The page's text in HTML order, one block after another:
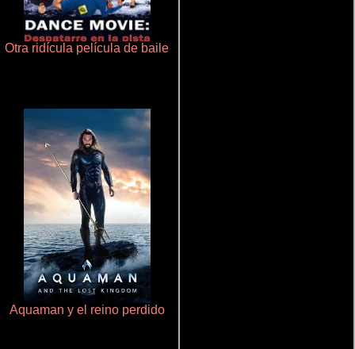
Otra ridícula película de baile
Aquaman y el reino perdido